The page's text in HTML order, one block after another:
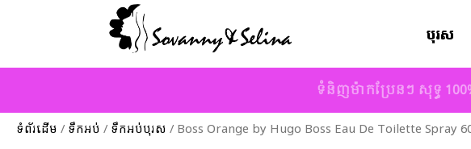
បុរស
ទំនិញម៉ាកប្រែនៗ សុទ្ធ
ទំព័រដើម / ទឹកអប់ / ទឹកអប់បុរស / Boss Orange by Hugo Boss Eau De Toilette Spray